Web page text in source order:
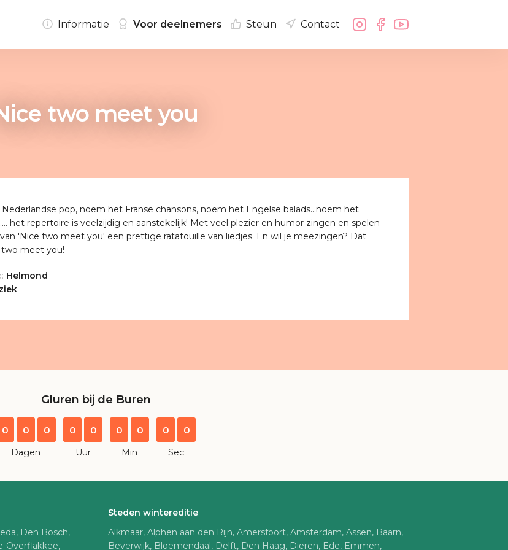
two meet you
pop, noem het Franse chansons, noem het Engelse balads...noem het
het repertoire is veelzijdig en aanstekelijk! Met veel plezier en humor zingen en spelen
'Nice two meet you' een prettige ratatouille van liedjes. En wil je meezingen? Dat
meet you!
Helmond
Gluren bij de Buren
0 0 0
Dagen
0 0
Uur
0 0
Min
0 0
Sec
Den Bosch,
Overflakkee,
Steden wintereditie
Alkmaar, Alphen aan den Rijn, Amersfoort, Amsterdam, Assen, Baarn,
Beverwijk, Bloemendaal, Delft, Den Haag, Dieren, Ede, Emmen,
Informatie Voor deelnemers Steun Contact